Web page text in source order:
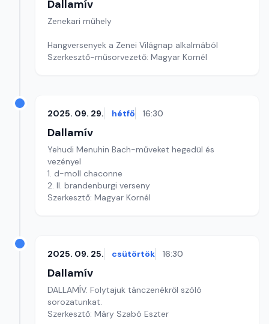
Dallamív
Zenekari műhely
Hangversenyek a Zenei Világnap alkalmából
Szerkesztő-műsorvezető: Magyar Kornél
2025. 09. 29. hétfő 16:30
Dallamív
Yehudi Menuhin Bach-műveket hegedül és
vezényel
1. d-moll chaconne
2. II. brandenburgi verseny
Szerkesztő: Magyar Kornél
2025. 09. 25. csütörtök 16:30
Dallamív
DALLAMÍV. Folytajuk tánczenékről szóló
sorozatunkat.
Szerkesztő: Máry Szabó Eszter